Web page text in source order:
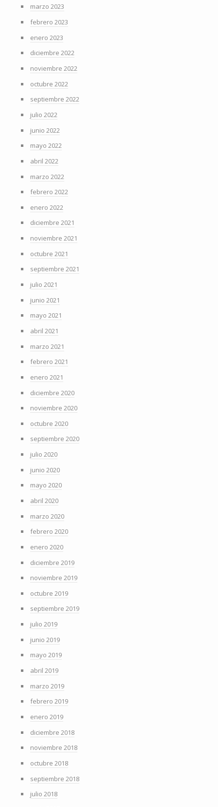
marzo 2023
febrero 2023
enero 2023
diciembre 2022
noviembre 2022
octubre 2022
septiembre 2022
julio 2022
junio 2022
mayo 2022
abril 2022
marzo 2022
febrero 2022
enero 2022
diciembre 2021
noviembre 2021
octubre 2021
septiembre 2021
julio 2021
junio 2021
mayo 2021
abril 2021
marzo 2021
febrero 2021
enero 2021
diciembre 2020
noviembre 2020
octubre 2020
septiembre 2020
julio 2020
junio 2020
mayo 2020
abril 2020
marzo 2020
febrero 2020
enero 2020
diciembre 2019
noviembre 2019
octubre 2019
septiembre 2019
julio 2019
junio 2019
mayo 2019
abril 2019
marzo 2019
febrero 2019
enero 2019
diciembre 2018
noviembre 2018
octubre 2018
septiembre 2018
julio 2018